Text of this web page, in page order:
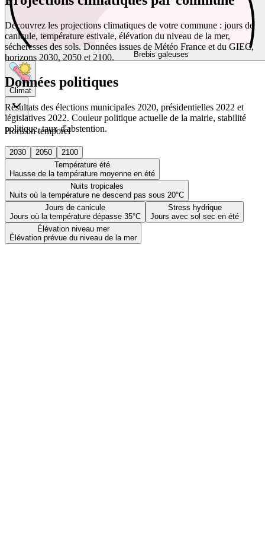
Brebis galeuses
Climat
Horizon temporel
2030 2050
2100
Température été
Hausse de la température moyenne en été
Nuits tropicales
Nuits où la température ne descend pas sous 20°C
Jours de canicule
Jours où la température dépasse 35°C
Stress hydrique
Jours avec sol sec en été
Élévation niveau mer
Élévation prévue du niveau de la mer
Découvrez les projections climatiques de votre commune : jours de
canicule, température estivale, élévation du niveau de la mer,
sécheresses des sols. Données issues de Météo France et du GIEC,
horizons 2030, 2050 et 2100.
Données politiques
Résultats des élections municipales 2020, présidentielles 2022 et
législatives 2022. Couleur politique actuelle de la mairie, stabilité
politique, taux d'abstention.